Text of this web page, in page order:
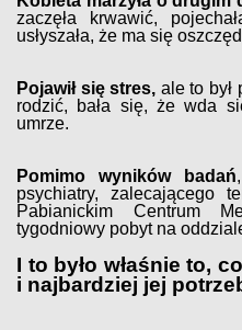
zaczęła krwawić,
usłyszała, że ma się
Pojawił się stres, ale to był
rodzić, bała się, że wda
umrze.
Pomimo wyników badań
psychiatry, zalecającego
Pabianickim Centrum
tygodniowy pobyt na
I to było właśnie to,
i najbardziej jej